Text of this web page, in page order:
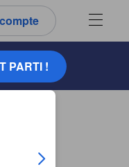
naviguer entre les
PARTI !
sont authentiques.